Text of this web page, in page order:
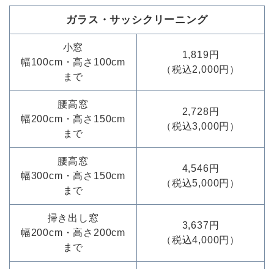
ガラス・サッシクリーニング
小窓
幅100cm・高さ100cm
まで
1,819円
（税込2,000円）
腰高窓
幅200cm・高さ150cm
まで
2,728円
（税込3,000円）
腰高窓
幅300cm・高さ150cm
まで
4,546円
（税込5,000円）
掃き出し窓
幅200cm・高さ200cm
まで
3,637円
（税込4,000円）